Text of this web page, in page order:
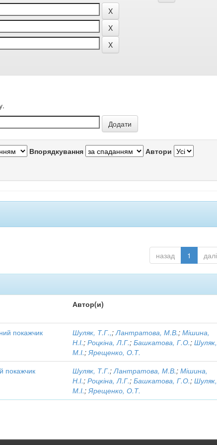
Впорядкування Автори
назад 1 далі
Автор(и)
покажчик Шуляк, Т.Г.,;Лантратова, М.В.;Мішина,
Н.І.;Роцкіна, Л.Г.;Башкатова, Г.О.;Шуляк,
М.І.;Ярещенко, О.Т.
покажчик Шуляк, Т.Г.;Лантратова, М.В.;Мішина,
Н.І.;Роцкіна, Л.Г.;Башкатова, Г.О.;Шуляк,
М.І.;Ярещенко, О.Т.